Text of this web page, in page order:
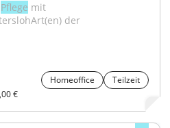
Pflege mit
der
Homeoffice
Teilzeit
€